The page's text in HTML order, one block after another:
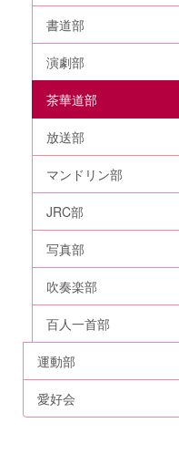
書道部
演劇部
茶華道部
放送部
マンドリン部
JRC部
写真部
吹奏楽部
百人一首部
運動部
愛好会